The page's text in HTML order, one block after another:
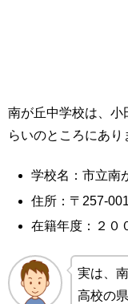
南が丘中学校は、小
らいのところにあり
学校名：市立南
住所：〒257-
在籍年度：２０
実は、
高校の